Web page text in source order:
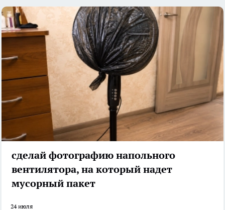
сделай фотографию напольного
вентилятора, на который надет
мусорный пакет
24 июля